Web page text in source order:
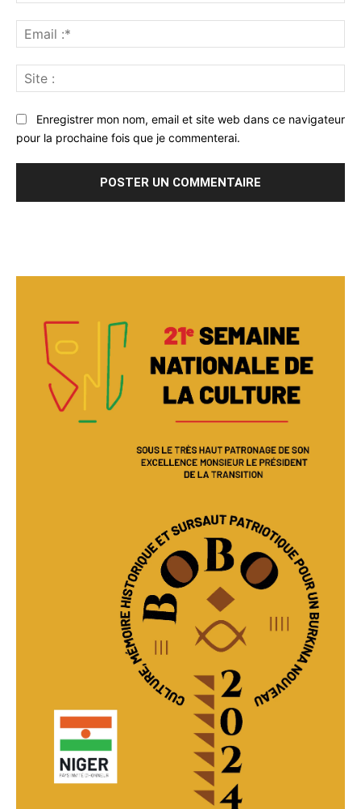
:*
:
Enregistrer mon nom, email et site web dans ce navigateur
pour la prochaine fois que je commenterai.